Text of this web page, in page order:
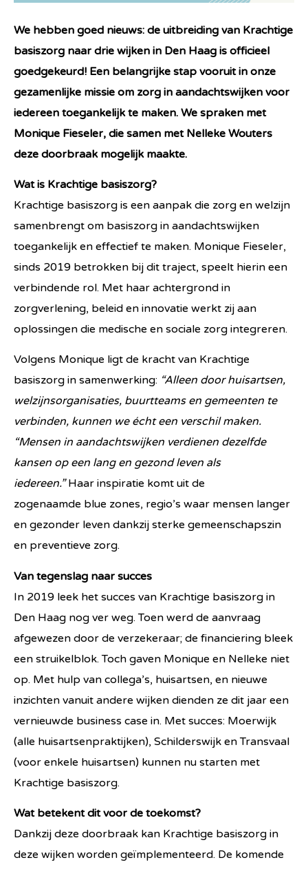
We hebben goed nieuws: de uitbreiding van Krachtige
basiszorg naar drie wijken in Den Haag is officieel
goedgekeurd! Een belangrijke stap vooruit in onze
gezamenlijke missie om zorg in aandachtswijken voor
iedereen toegankelijk te maken. We spraken met
Monique Fieseler, die samen met Nelleke Wouters
deze doorbraak mogelijk maakte.
Wat is Krachtige basiszorg?
Krachtige basiszorg is een aanpak die zorg en welzijn
samenbrengt om basiszorg in aandachtswijken
toegankelijk en effectief te maken. Monique Fieseler,
sinds 2019 betrokken bij dit traject, speelt hierin een
verbindende rol. Met haar achtergrond in
zorgverlening, beleid en innovatie werkt zij aan
oplossingen die medische en sociale zorg integreren.
Volgens Monique ligt de kracht van Krachtige
basiszorg in samenwerking: “Alleen door huisartsen,
welzijnsorganisaties, buurtteams en gemeenten te
verbinden, kunnen we écht een verschil maken.
“Mensen in aandachtswijken verdienen dezelfde
kansen op een lang en gezond leven als
iedereen.”Haar inspiratie komt uit de
zogenaamde blue zones, regio’s waar mensen langer
en gezonder leven dankzij sterke gemeenschapszin
en preventieve zorg.
Van tegenslag naar succes
In 2019 leek het succes van Krachtige basiszorg in
Den Haag nog ver weg. Toen werd de aanvraag
afgewezen door de verzekeraar; de financiering bleek
een struikelblok. Toch gaven Monique en Nelleke niet
op. Met hulp van collega’s, huisartsen, en nieuwe
inzichten vanuit andere wijken dienden ze dit jaar een
vernieuwde business case in. Met succes: Moerwijk
(alle huisartsenpraktijken), Schilderswijk en Transvaal
(voor enkele huisartsen) kunnen nu starten met
Krachtige basiszorg.
Wat betekent dit voor de toekomst?
Dankzij deze doorbraak kan Krachtige basiszorg in
deze wijken worden geïmplementeerd. De komende